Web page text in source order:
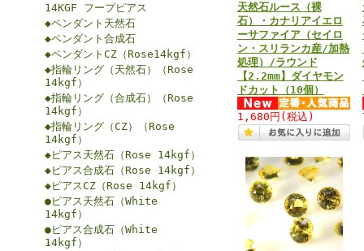
14KGF フープピアス
◆ペンダント天然石
◆ペンダント合成石
◆ペンダントCZ（Rose14kgf）
◆指輪リング（天然石）（Rose
14kgf）
◆指輪リング（合成石）（Rose
14kgf）
◆指輪リング（CZ）（Rose
14kgf）
◆ピアス天然石（Rose 14kgf）
◆ピアス合成石（Rose 14kgf）
◆ピアスCZ（Rose 14kgf）
●ピアス天然石（White
14kgf）
●ピアス合成石（White
14kgf）
天然石ルース（裸
石）・カナリアイエロ
ーサファイア（セイロ
ン・スリランカ産/加熱
処理）/ラウンド
【2.2mm】ダイヤモン
ドカット（10個）
1,680円 (税込)